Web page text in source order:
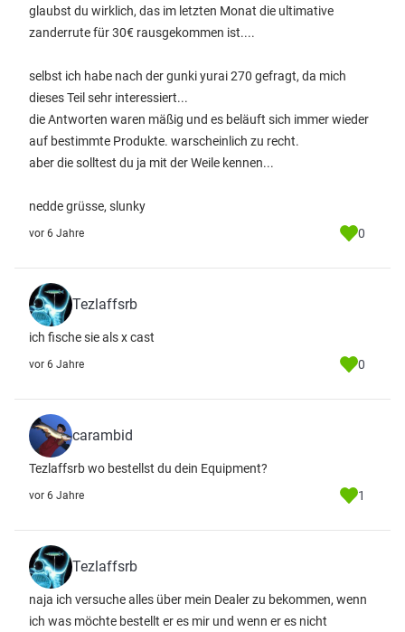
glaubst du wirklich, das im letzten Monat die ultimative
zanderrute für 30€ rausgekommen ist....
selbst ich habe nach der gunki yurai 270 gefragt, da mich
dieses Teil sehr interessiert...
die Antworten waren mäßig und es beläuft sich immer wieder
auf bestimmte Produkte. warscheinlich zu recht.
aber die solltest du ja mit der Weile kennen...
nedde grüsse, slunky
vor 6 Jahre 0
Tezlaffsrb
ich fische sie als x cast
vor 6 Jahre 0
carambid
Tezlaffsrb wo bestellst du dein Equipment?
vor 6 Jahre 1
Tezlaffsrb
naja ich versuche alles über mein Dealer zu bekommen, wenn
ich was möchte bestellt er es mir und wenn er es nicht